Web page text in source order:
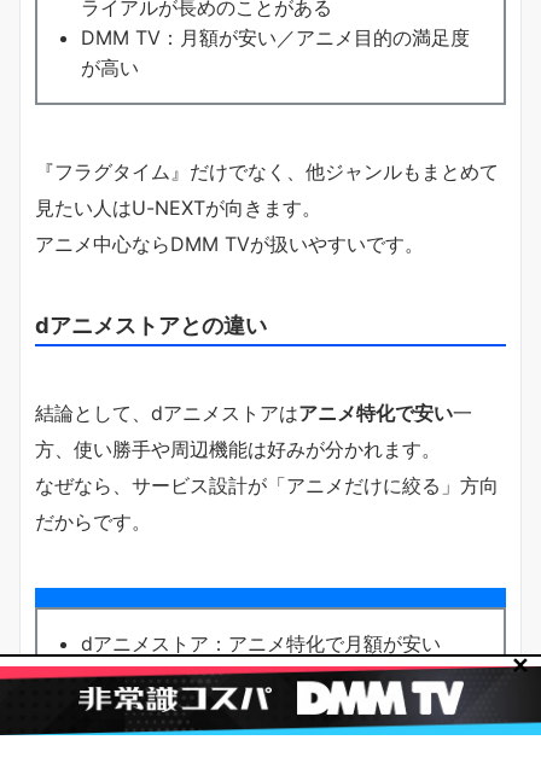
ライアルが長めのことがある
DMM TV：月額が安い／アニメ目的の満足度
が高い
『フラグタイム』だけでなく、他ジャンルもまとめて
見たい人はU-NEXTが向きます。
アニメ中心ならDMM TVが扱いやすいです。
dアニメストアとの違い
結論として、dアニメストアはアニメ特化で安い一
方、使い勝手や周辺機能は好みが分かれます。
なぜなら、サービス設計が「アニメだけに絞る」方向
だからです。
dアニメストア：アニメ特化で月額が安い
DMM TV：アニメに強く、UIの分かりやすさ
も評価されやすい
✕